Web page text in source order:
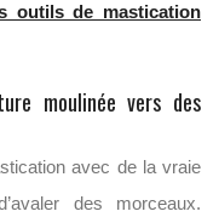
outils de mastication
moulinée vers des
avec de la vraie
des morceaux.